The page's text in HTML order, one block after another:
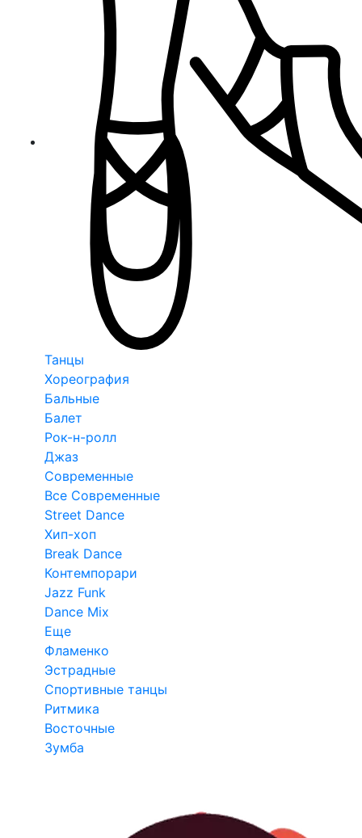
Танцы
Хореография
Бальные
Балет
Рок-н-ролл
Джаз
Современные
Все Современные
Street Dance
Хип-хоп
Break Dance
Контемпорари
Jazz Funk
Dance Mix
Еще
Фламенко
Эстрадные
Спортивные танцы
Ритмика
Восточные
Зумба